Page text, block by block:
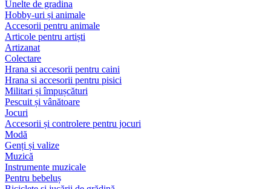
Unelte de gradina
Hobby-uri și animale
Accesorii pentru animale
Articole pentru artiști
Artizanat
Colectare
Hrana si accesorii pentru caini
Hrana si accesorii pentru pisici
Militari și împușcături
Pescuit și vânătoare
Jocuri
Accesorii și controlere pentru jocuri
Modă
Genți și valize
Muzică
Instrumente muzicale
Pentru bebeluș